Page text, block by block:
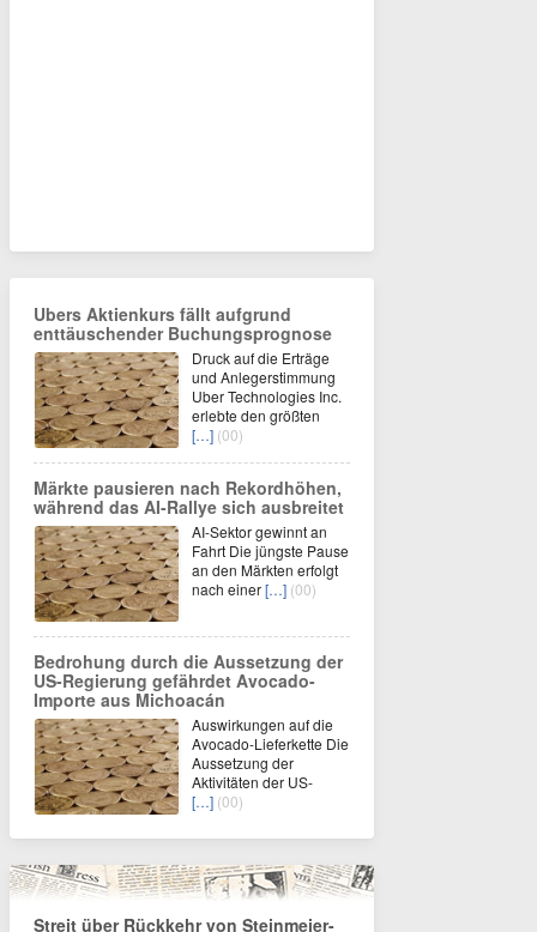
Ubers Aktienkurs fällt aufgrund
enttäuschender Buchungsprognose
Druck auf die Erträge
und Anlegerstimmung
Uber Technologies Inc.
erlebte den größten
[…] (00)
Märkte pausieren nach Rekordhöhen,
während das AI-Rallye sich ausbreitet
AI-Sektor gewinnt an
Fahrt Die jüngste Pause
an den Märkten erfolgt
nach einer[…] (00)
Bedrohung durch die Aussetzung der
US-Regierung gefährdet Avocado-
Importe aus Michoacán
Auswirkungen auf die
Avocado-Lieferkette Die
Aussetzung der
Aktivitäten der US-
[…] (00)
Streit über Rückkehr von Steinmeier-